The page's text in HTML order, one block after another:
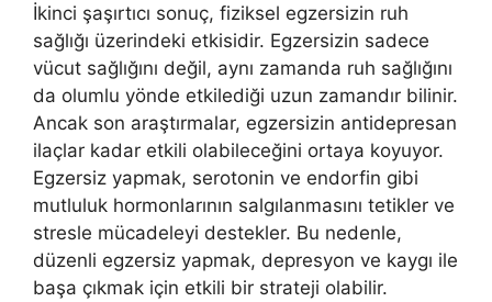
İkinci şaşırtıcı sonuç, fiziksel egzersizin ruh
sağlığı üzerindeki etkisidir. Egzersizin sadece
vücut sağlığını değil, aynı zamanda ruh sağlığını
da olumlu yönde etkilediği uzun zamandır bilinir.
Ancak son araştırmalar, egzersizin antidepresan
ilaçlar kadar etkili olabileceğini ortaya koyuyor.
Egzersiz yapmak, serotonin ve endorfin gibi
mutluluk hormonlarının salgılanmasını tetikler ve
stresle mücadeleyi destekler. Bu nedenle,
düzenli egzersiz yapmak, depresyon ve kaygı ile
başa çıkmak için etkili bir strateji olabilir.